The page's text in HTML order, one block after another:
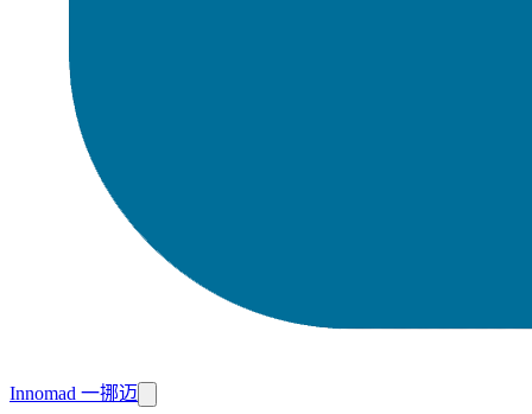
Innomad 一挪迈